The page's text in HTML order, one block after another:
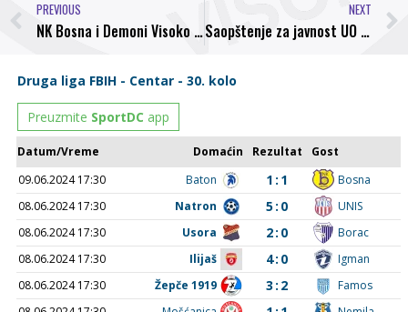
PREVIOUS
NK Bosna i Demoni Visoko poručuju: Pomozimo malom borcu Edninu
NEXT
Saopštenje za javnost UO NK Bosna